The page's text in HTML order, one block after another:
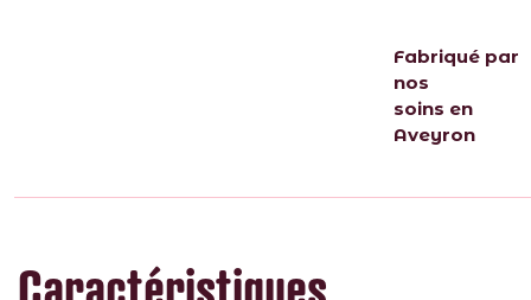
Fabriqué par
nos
soins en
Aveyron